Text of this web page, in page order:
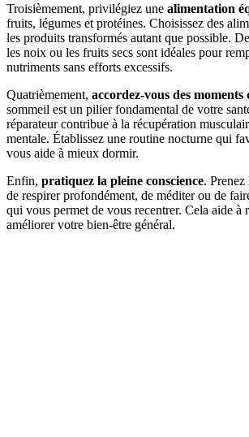
Troisièmement, privilégiez une alimentation
fruits, légumes et protéines. Choisissez des
les produits transformés autant que possible.
les noix ou les fruits secs sont idéales pour
nutriments sans efforts excessifs.
Quatrièmement, accordez-vous des moments
sommeil est un pilier fondamental de votre
réparateur contribue à la récupération
mentale. Établissez une routine nocturne qui
vous aide à mieux dormir.
Enfin, pratiquez la pleine conscience.
de respirer profondément, de méditer ou de
qui vous permet de vous recentrer. Cela aide à
améliorer votre bien-être général.